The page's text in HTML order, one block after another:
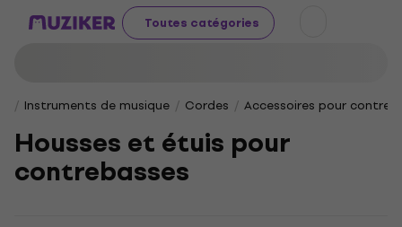
Toutes catégories
Instruments de musique Cordes Accessoires pour
Housses et étuis pour
contrebasses